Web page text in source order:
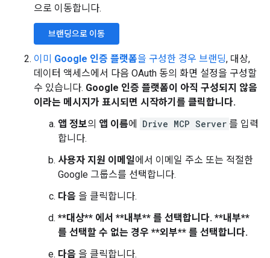
으로 이동합니다.
브랜딩으로 이동
이미 Google 인증 플랫폼을 구성한 경우 브랜딩, 대상,
데이터 액세스에서 다음 OAuth 동의 화면 설정을 구성할
수 있습니다. Google 인증 플랫폼이 아직 구성되지 않음
이라는 메시지가 표시되면 시작하기 를 클릭합니다.
앱 정보의 앱 이름에 Drive MCP Server 를 입력
합니다.
사용자 지원 이메일에서 이메일 주소 또는 적절한
Google 그룹스를 선택합니다.
다음 을 클릭합니다.
**대상** 에서 **내부** 를 선택합니다. **내부**
를 선택할 수 없는 경우 **외부** 를 선택합니다.
다음 을 클릭합니다.